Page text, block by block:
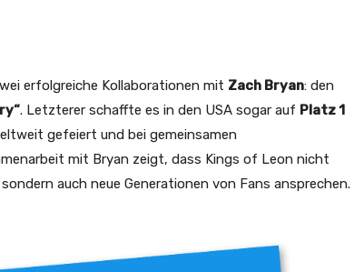
erfolgreiche Kollaborationen mit Zach Bryan: den
. Letzterer schaffte es in den USA sogar auf Platz 1
gefeiert und bei gemeinsamen
mit Bryan zeigt, dass Kings of Leon nicht
auch neue Generationen von Fans ansprechen.